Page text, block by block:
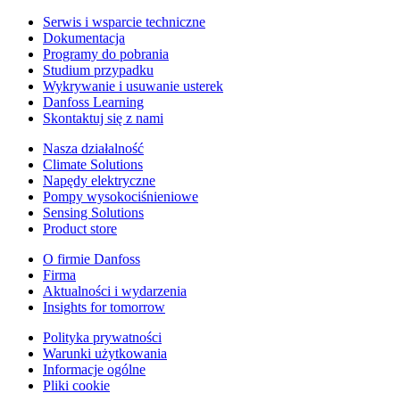
Serwis i wsparcie techniczne
Dokumentacja
Programy do pobrania
Studium przypadku
Wykrywanie i usuwanie usterek
Danfoss Learning
Skontaktuj się z nami
Nasza działalność
Climate Solutions
Napędy elektryczne
Pompy wysokociśnieniowe
Sensing Solutions
Product store
O firmie Danfoss
Firma
Aktualności i wydarzenia
Insights for tomorrow
Polityka prywatności
Warunki użytkowania
Informacje ogólne
Pliki cookie